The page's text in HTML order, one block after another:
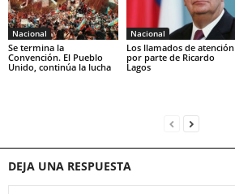
Nacional
Se termina la
Convención. El Pueblo
Unido, continúa la lucha
Nacional
Los llamados de atención
por parte de Ricardo
Lagos
DEJA UNA RESPUESTA